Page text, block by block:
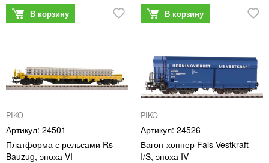
PIKO
24501
Платформа с рельсами Rs
Bauzug, эпоха VI
PIKO
24526
Вагон-хоппер Fals Vestkraft
I/S, эпоха IV